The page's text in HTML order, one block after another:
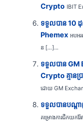
Crypto IBIT
ទទួលបាន 10 ដុ
Phemex អបអ
ន […]...
ទទួលបាន GM
Crypto គ្មានប្រ
ដោយ GM
ទទួលបានបណ្ត
គម្រោងការជីកយករ៉